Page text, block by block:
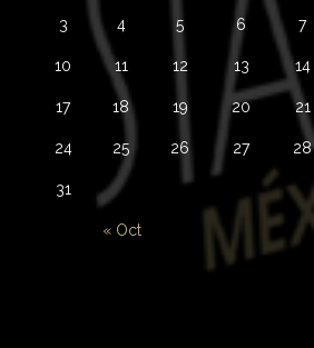
« Oct
3 4 5 6 7
10 11 12 13 14
17 18 19 20 21
24 25 26 27 28
31